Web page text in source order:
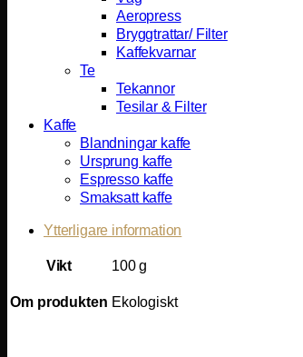
Aeropress
Bryggtrattar/ Filter
Kaffekvarnar
Te
Tekannor
Tesilar & Filter
Kaffe
Blandningar kaffe
Ursprung kaffe
Espresso kaffe
Smaksatt kaffe
Ytterligare information
Vikt 100 g
Om produkten Ekologiskt